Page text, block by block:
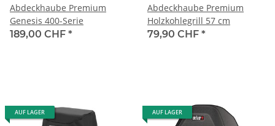
Abdeckhaube Premium
Genesis 400-Serie
189,00 CHF *
Abdeckhaube Premium
Holzkohlegrill 57 cm
79,90 CHF *
AUF LAGER AUF LAGER